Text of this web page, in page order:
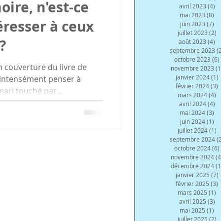
avril 2023 (4)
mai 2023 (8)
juin 2023 (7)
juillet 2023 (2)
août 2023 (4)
septembre 2023
octobre 2023 (6)
novembre 2023
janvier 2024 (1)
février 2024(3)
mars 2024(4)
avril 2024 (4)
mai 2024(3)
juin 2024 (1)
juillet 2024 (1)
septembre 2024
octobre 2024(6)
novembre 2024
décembre 2024
janvier 2025 (7)
février 2025 (3)
mars 2025 (1)
avril 2025 (3)
mai 2025 (1)
juillet 2025 (2)
n'est-ce
à ceux
couverture du livre de
penser à
touché par...